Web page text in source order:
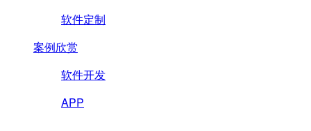
软件定制
案例欣赏
软件开发
APP